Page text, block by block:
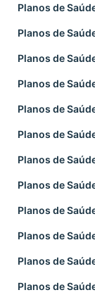
Planos de
Planos de
Planos de
Planos de
Planos de
Planos de
Planos de
Planos de
Planos de
Planos de
Planos de
Planos de